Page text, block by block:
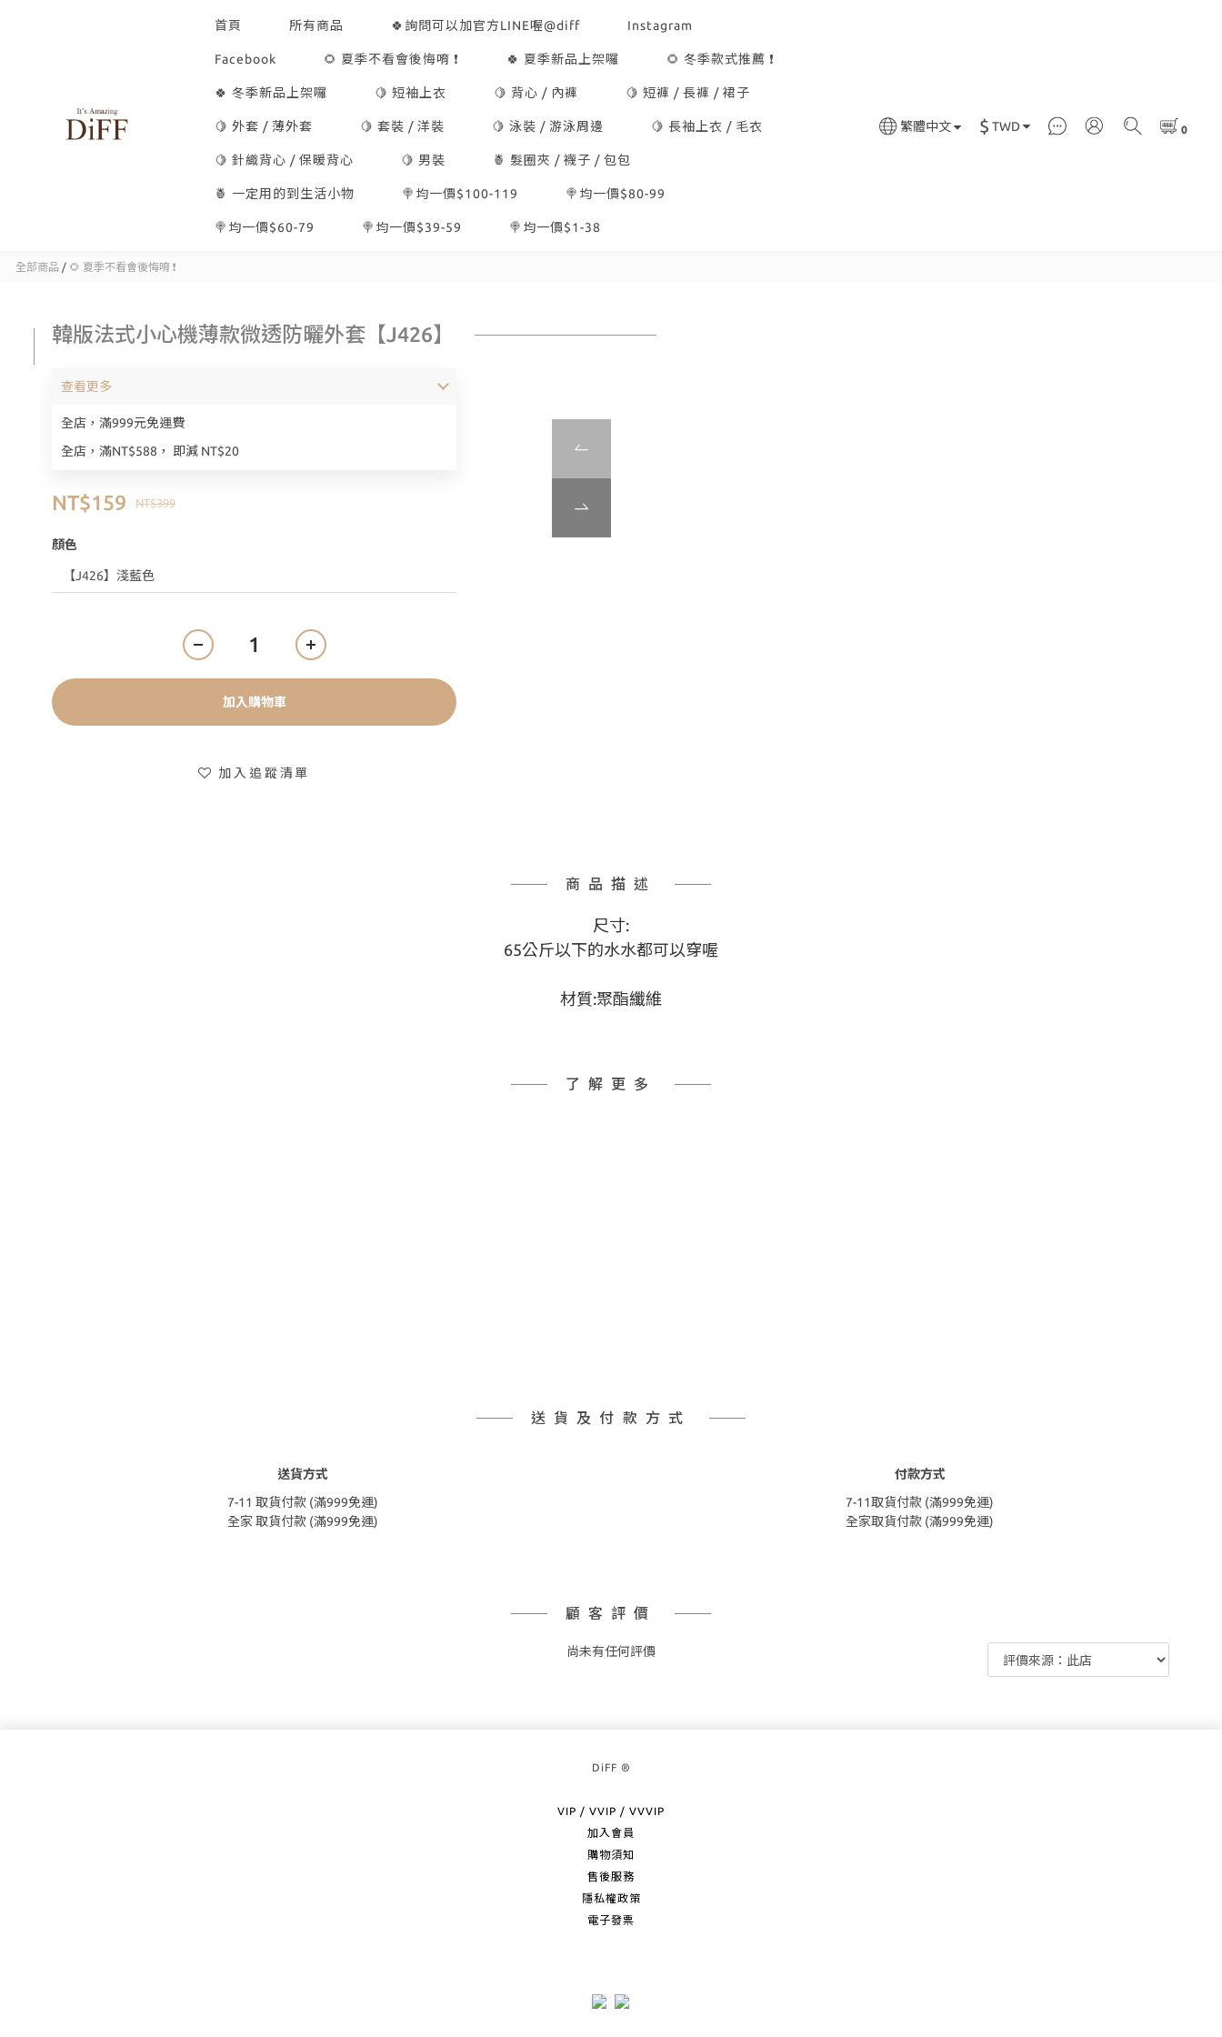
首頁 所有商品 🍀詢問可以加官方LINE喔@diff Instagram
Facebook 🌻 夏季不看會後悔唷 ❗ 🍀 夏季新品上架囉 🌻 冬季款式推薦 ❗
🍀 冬季新品上架囉 🍋 短袖上衣 🍋 背心 / 內褲 🍋 短褲 / 長褲 / 裙子
🍋 外套 / 薄外套 🍋 套裝 / 洋裝 🍋 泳裝 / 游泳周邊 🍋 長袖上衣 / 毛衣
🍋 針織背心 / 保暖背心 🍋 男裝 🍍 髮圈夾 / 襪子 / 包包
🍍 一定用的到生活小物 🍭均一價$100-119 🍭均一價$80-99
🍭均一價$60-79 🍭均一價$39-59 🍭均一價$1-38
繁體中文 $ TWD
全部商品 / 🌻 夏季不看會後悔唷 ❗
韓版法式小心機薄款微透防曬外套【J426】
全店，滿999元免運費
全店，滿NT$588， 即減 NT$20
查看更多
NT$399
NT$159
顏色
加入購物車
加入追蹤清單
商品描述
尺寸:
65公斤以下的水水都可以穿喔
材質:聚酯纖維
了解更多
送貨及付款方式
送貨方式
7-11 取貨付款 (滿999免運)
全家 取貨付款 (滿999免運)
付款方式
7-11取貨付款 (滿999免運)
全家取貨付款 (滿999免運)
顧客評價
尚未有任何評價
DiFF ®
VIP / VVIP / VVVIP
加入會員
購物須知
售後服務
隱私權政策
電子發票